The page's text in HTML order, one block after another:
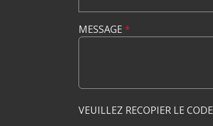
MESSAGE *
VEUILLEZ RECOPIER LE CODE